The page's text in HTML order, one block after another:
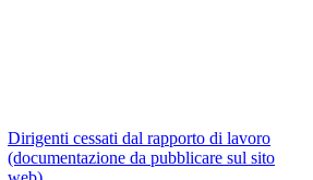
Dirigenti cessati dal rapporto di lavoro
(documentazione da pubblicare sul sito